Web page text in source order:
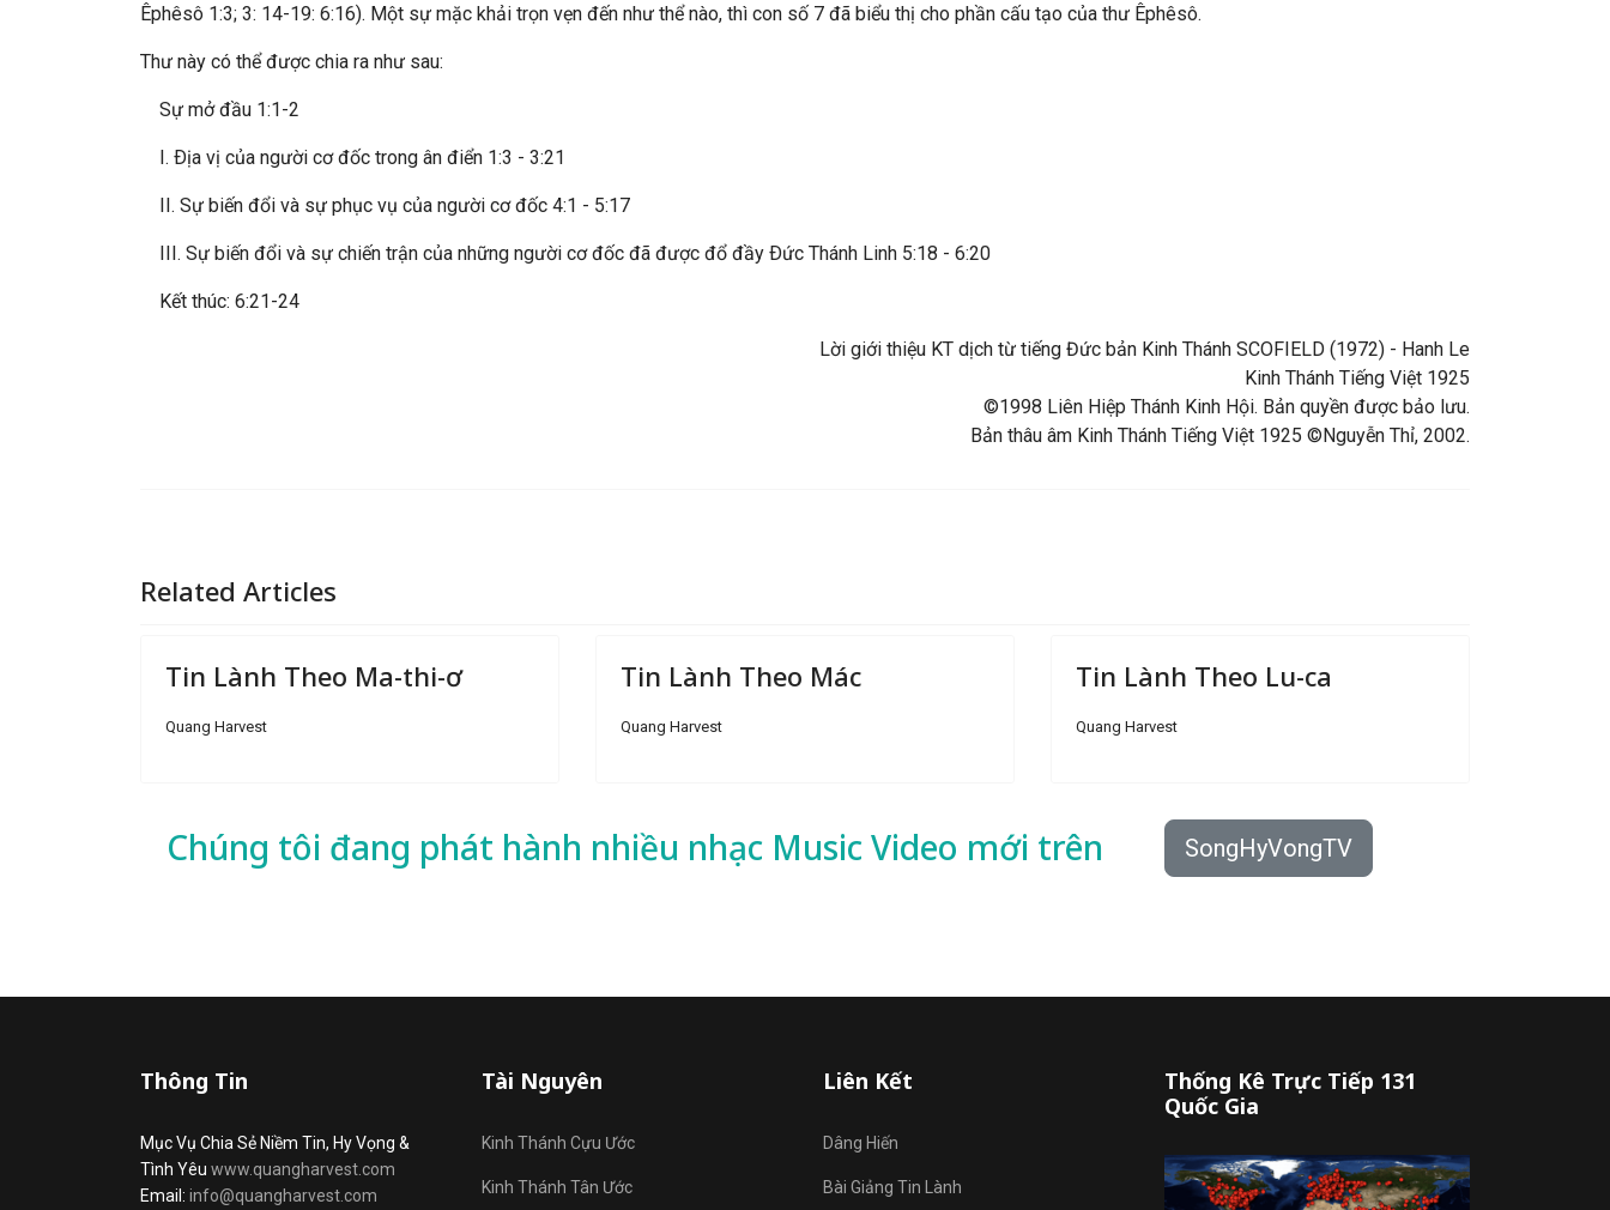
Êphêsô 1:3; 3: 14-19: 6:16). Một sự mặc khải trọn vẹn đến như thể nào, thì con số 7 đã biểu thị cho phần cấu tạo của thư Êphêsô.
Thư này có thể được chia ra như sau:
Sự mở đầu 1:1-2
I. Ðịa vị của người cơ đốc trong ân điển 1:3 - 3:21
II. Sự biến đổi và sự phục vụ của người cơ đốc 4:1 - 5:17
III. Sự biến đổi và sự chiến trận của những người cơ đốc đã được đổ đầy Ðức Thánh Linh 5:18 - 6:20
Kết thúc: 6:21-24
Lời giới thiệu KT dịch từ tiếng Đức bản Kinh Thánh SCOFIELD (1972) - Hanh Le
Kinh Thánh Tiếng Việt 1925
©1998 Liên Hiệp Thánh Kinh Hội. Bản quyền được bảo lưu.
Bản thâu âm Kinh Thánh Tiếng Việt 1925 ©Nguyễn Thỉ, 2002.
Related Articles
Tin Lành Theo Ma-thi-ơ
Quang Harvest
Tin Lành Theo Mác
Quang Harvest
Tin Lành Theo Lu-ca
Quang Harvest
Chúng tôi đang phát hành nhiều nhạc Music Video mới trên SongHyVongTV
Thông Tin
Mục Vụ Chia Sẻ Niềm Tin, Hy Vọng &
Tình Yêu www.quangharvest.com
Email: info@quangharvest.com
Tài Nguyên
Kinh Thánh Cựu Ước
Kinh Thánh Tân Ước
Liên Kết
Dâng Hiến
Bài Giảng Tin Lành
Thống Kê Trực Tiếp 131
Quốc Gia